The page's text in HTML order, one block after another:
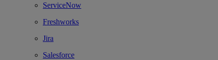
ServiceNow
Freshworks
Jira
Salesforce